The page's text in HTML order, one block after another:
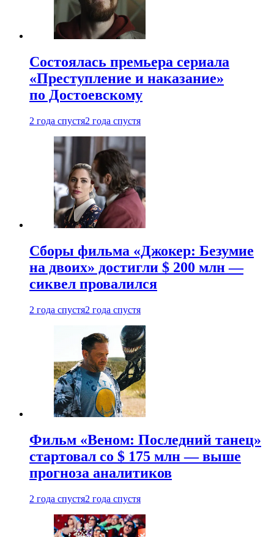
Состоялась премьера сериала
«Преступление и наказание»
по Достоевскому
2 года спустя2 года спустя
Сборы фильма «Джокер: Безумие
на двоих» достигли $ 200 млн —
сиквел провалился
2 года спустя2 года спустя
Фильм «Веном: Последний танец»
стартовал со $ 175 млн — выше
прогноза аналитиков
2 года спустя2 года спустя